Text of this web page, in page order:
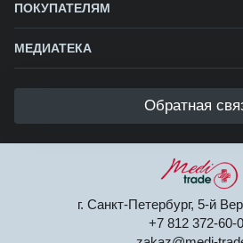
ПОКУПАТЕЛЯМ
МЕДИАТЕКА
Обратная
г. Санкт-Петербург, 5-й
+7 812 372-60-